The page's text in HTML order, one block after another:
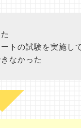
トの試験を実施し
なかった